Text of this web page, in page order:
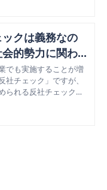
クは義務なの
的勢力に関わる
ックの方法を解
でも実施することが増
社チェック」ですが、
られる反社チェックは
とされているのでしょ